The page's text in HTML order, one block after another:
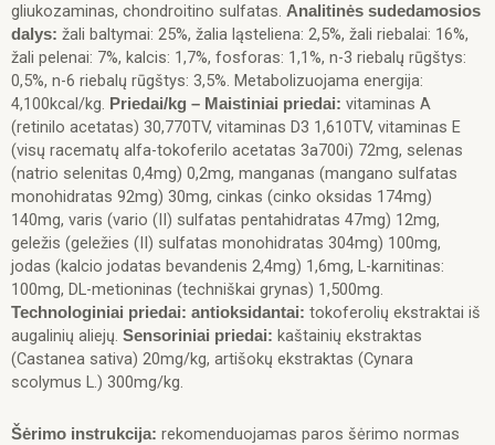
gliukozaminas, chondroitino sulfatas. Analitinės sudedamosios
dalys: žali baltymai: 25%, žalia ląsteliena: 2,5%, žali riebalai: 16%,
žali pelenai: 7%, kalcis: 1,7%, fosforas: 1,1%, n-3 riebalų rūgštys:
0,5%, n-6 riebalų rūgštys: 3,5%. Metabolizuojama energija:
4,100kcal/kg. Priedai/kg – Maistiniai priedai: vitaminas A
(retinilo acetatas) 30,770TV, vitaminas D3 1,610TV, vitaminas E
(visų racematų alfa-tokoferilo acetatas 3a700i) 72mg, selenas
(natrio selenitas 0,4mg) 0,2mg, manganas (mangano sulfatas
monohidratas 92mg) 30mg, cinkas (cinko oksidas 174mg)
140mg, varis (vario (II) sulfatas pentahidratas 47mg) 12mg,
geležis (geležies (II) sulfatas monohidratas 304mg) 100mg,
jodas (kalcio jodatas bevandenis 2,4mg) 1,6mg, L-karnitinas:
100mg, DL-metioninas (techniškai grynas) 1,500mg.
Technologiniai priedai: antioksidantai: tokoferolių ekstraktai iš
augalinių aliejų. Sensoriniai priedai: kaštainių ekstraktas
(Castanea sativa) 20mg/kg, artišokų ekstraktas (Cynara
scolymus L.) 300mg/kg.
Šėrimo instrukcija: rekomenduojamas paros šėrimo normas